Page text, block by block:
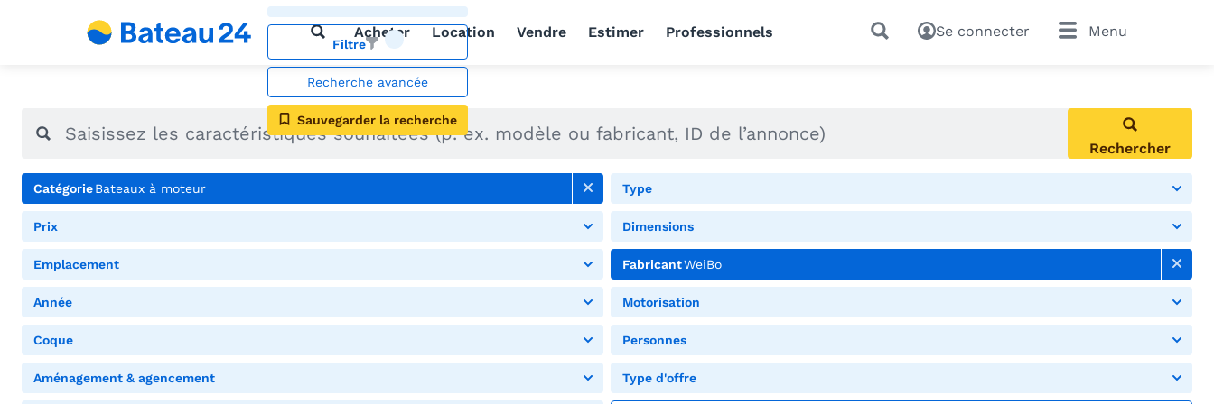
Acheter Location Vendre Estimer Professionnels Se connecter Menu
Filtre
Recherche avancée
Sauvegarder la recherche
Rechercher
CatégorieBateaux à moteur Type
Prix Dimensions
Emplacement FabricantWeiBo
Année Motorisation
Coque Personnes
Aménagement & agencement Type d'offre